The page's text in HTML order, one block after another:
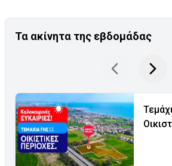
Τα ακίνητα της εβδομάδας